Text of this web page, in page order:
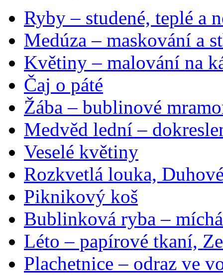
Ryby – studené, teplé a
Medúza – maskování a
Květiny – malování na
Čaj o páté
Žába – bublinové
Medvěd lední –
Veselé květiny
Rozkvetlá louka,
Piknikový koš
Bublinková ryba –
Léto – papírové tkaní,
Plachetnice – odraz ve